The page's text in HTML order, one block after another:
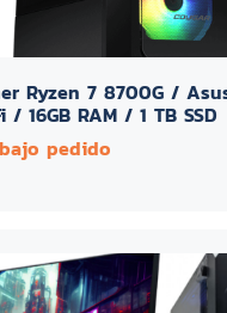
Ryzen 7 8700G /
/ 16GB RAM / 1 TB SSD
pedido